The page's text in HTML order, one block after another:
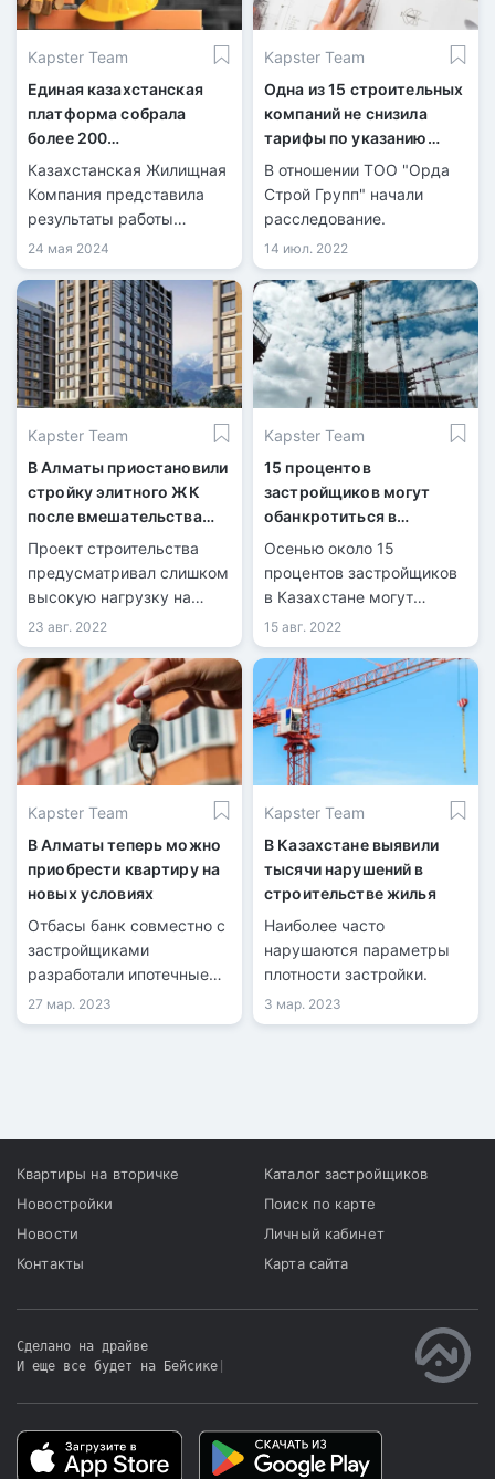
Kapster Team
Единая казахстанская
платформа собрала
более 200
производителей
стройматериалов
Казахстанская Жилищная
Компания представила
результаты работы
онлайн-платформы
material.kz, которая была
запущена в 2022 году.
24 мая 2024
Kapster Team
Одна из 15 строительных
компаний не снизила
тарифы по указанию
АЗРК
В отношении ТОО "Орда
Строй Групп" начали
расследование.
14 июл. 2022
Kapster Team
В Алматы приостановили
стройку элитного ЖК
после вмешательства
прокуратуры
Проект строительства
предусматривал слишком
высокую нагрузку на
социальную
инфраструктуру.
23 авг. 2022
Kapster Team
15 процентов
застройщиков могут
обанкротиться в
Казахстане - ассоциация
Осенью около 15
процентов застройщиков
в Казахстане могут
прекратить свою
деятельность. Об этом
Krisha.kz сообщили в
Ассоциации
застройщиков Казахстана
(АЗК) в ответ на запрос.
15 авг. 2022
Kapster Team
В Алматы теперь можно
приобрести квартиру на
новых условиях
Отбасы банк совместно с
застройщиками
разработали ипотечные
программы, позволяющие
приобретать жильё при
27 мар. 2023
Kapster Team
В Казахстане выявили
тысячи нарушений в
строительстве жилья
Наиболее часто
нарушаются параметры
плотности застройки.
3 мар. 2023
Квартиры на вторичке
Новостройки
Новости
Контакты
Каталог застройщиков
Поиск по карте
Личный кабинет
Карта сайта
Сделано на драйве
И еще все будет на Бейсике